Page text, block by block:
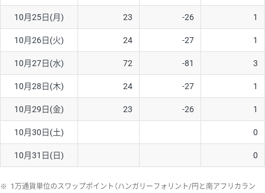
10月25日(月) 23 -26 1
10月26日(火) 24 -27 1
10月27日(水) 72 -81 3
10月28日(木) 24 -27 1
10月29日(金) 23 -26 1
10月30日(土) 0
10月31日(日) 0
※ 1万通貨単位のスワップポイント（ハンガリーフォリント/円と南アフリカラン